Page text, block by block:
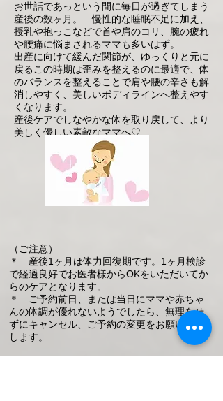
お世話であっという間に毎日が過ぎてしまう
産後の数ヶ月。 慢性的な睡眠不足に加え、
授乳や抱っこなどで首や肩のコリ、腕の疲れ
や腰痛に悩まされるママも多いはず。
出産に向けて緩んだ関節が、ゆっくりと元に
戻るこの時期は歪みを整えるのに最適で、体
のバランスを整えることで肩や腰の辛さも解
消しやすく、美しいボディラインへ整えやす
くなります。
産後ケアでしなやかな体を取り戻して、より
美しく優しい素敵なママへ♡
（ご注意）
​＊ 産後1ヶ月は体力回復期です。1ヶ月検診
で経過良好でお医者様からOKをいただいてか
らのケアとなります。
＊ ご予約前日、または当日にママや赤ちゃ
んの体調が優れないようでしたら、無理をせ
ずにキャンセル、
ご予約の変更を​お願いいた
します。